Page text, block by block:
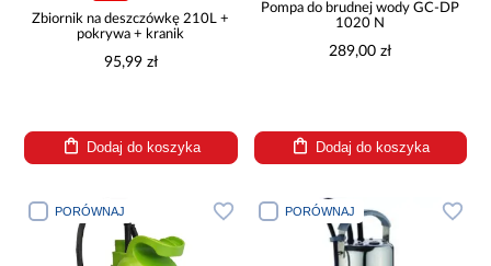
Zbiornik na deszczówkę 210L +
pokrywa + kranik
95,99 zł
Dodaj do koszyka
Pompa do brudnej wody GC-DP
1020 N
289,00 zł
Dodaj do koszyka
PORÓWNAJ PORÓWNAJ